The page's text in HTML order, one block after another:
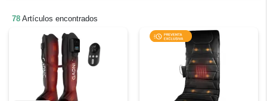
78 Artículos encontrados